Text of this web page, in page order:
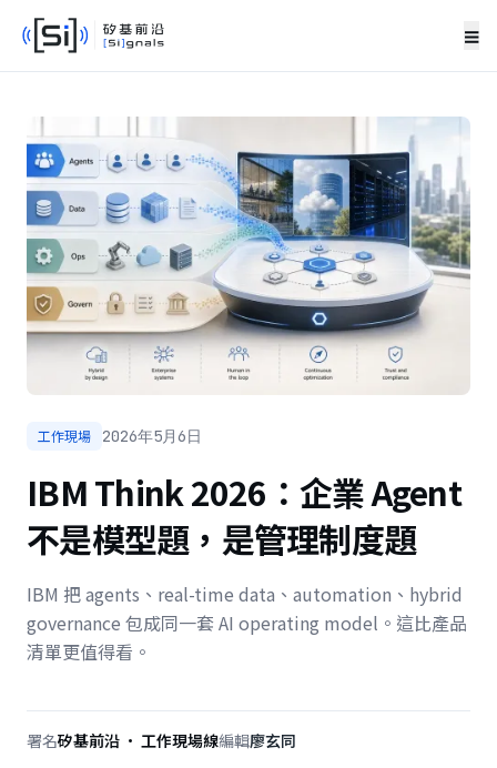
≡
工作現場 2026年5月6日
IBM Think 2026：企業 Agent
不是模型題，是管理制度題
IBM 把 agents、real-time data、automation、hybrid
governance 包成同一套 AI operating model。這比產品
清單更值得看。
署名矽基前沿 · 工作現場線編輯廖玄同